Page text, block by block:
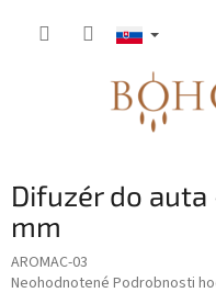
Difuzér do
mm
AROMAC-03
Priemerné
Neohodnotené Podrobnosti